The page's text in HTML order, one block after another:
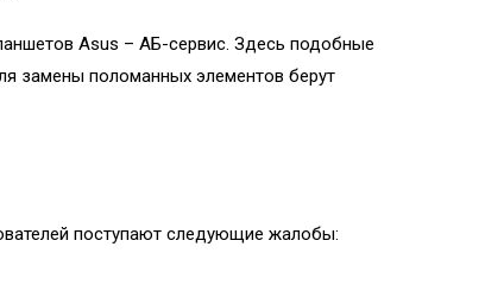
Asus – АБ-сервис. Здесь подобные
замены поломанных элементов берут
поступают следующие жалобы: